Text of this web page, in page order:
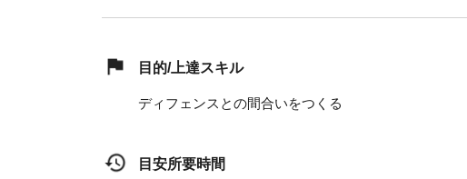
目的/上達スキル
ディフェンスとの間合いをつくる
目安所要時間